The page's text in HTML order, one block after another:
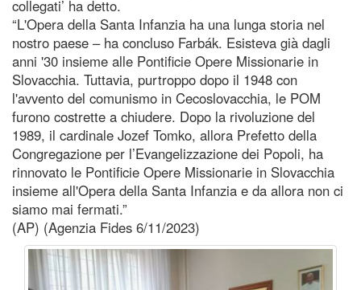
collegati’ ha detto.
“L'Opera della Santa Infanzia ha una lunga storia nel
nostro paese – ha concluso Farbák. Esisteva già dagli
anni '30 insieme alle Pontificie Opere Missionarie in
Slovacchia. Tuttavia, purtroppo dopo il 1948 con
l'avvento del comunismo in Cecoslovacchia, le POM
furono costrette a chiudere. Dopo la rivoluzione del
1989, il cardinale Jozef Tomko, allora Prefetto della
Congregazione per l’Evangelizzazione dei Popoli, ha
rinnovato le Pontificie Opere Missionarie in Slovacchia
insieme all'Opera della Santa Infanzia e da allora non ci
siamo mai fermati.”
(AP) (Agenzia Fides 6/11/2023)